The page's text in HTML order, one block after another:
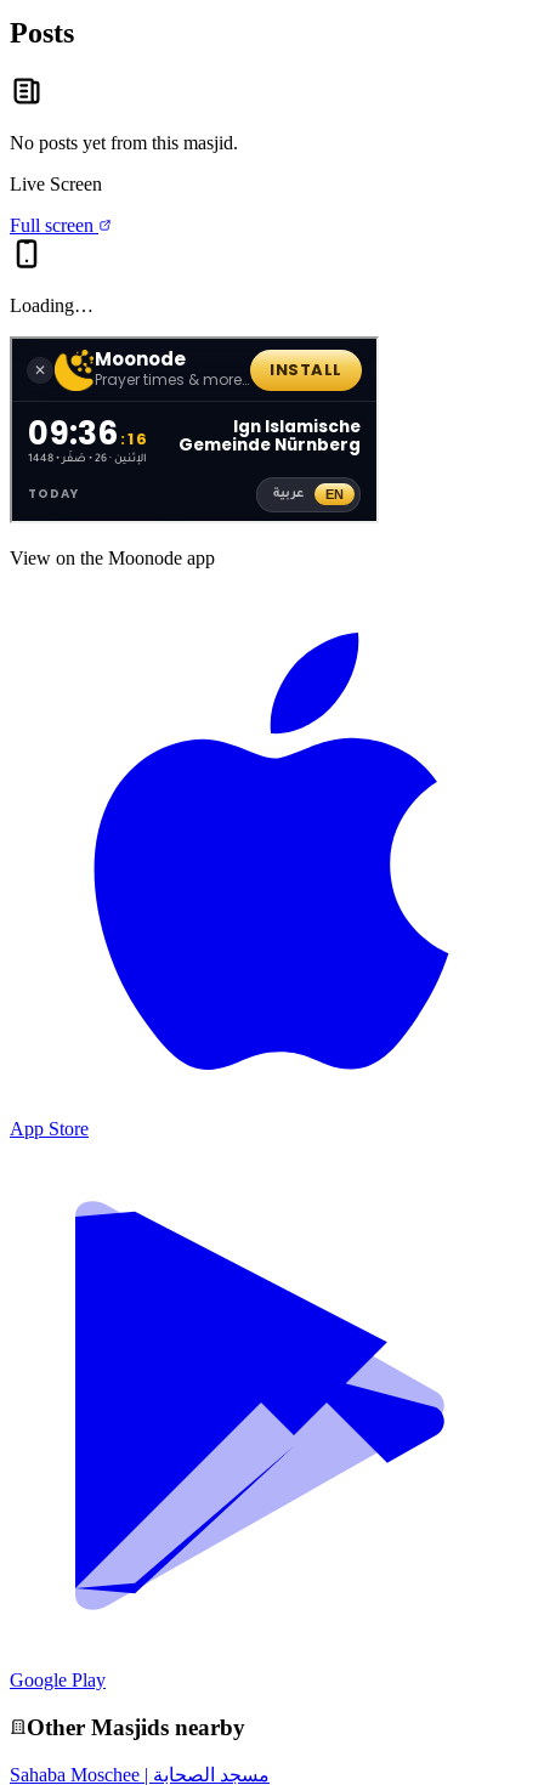
Posts
No posts yet from this masjid.
Live Screen
Full screen
Loading…
View on the Moonode app
App Store
Google Play
Other Masjids nearby
Sahaba Moschee | مسجد الصحابة